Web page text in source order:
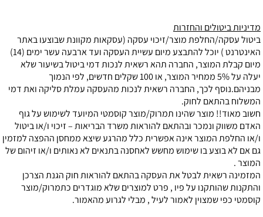
מדיניות ביטולים והחזרות
ביטול עסקה/החלפת מוצר/זיכוי עסקה (עסקאות מקוונת שבוצעו באתר
האינטרנט ) יוכל להתבצע מיום עשיית העסקה ועד ארבעה עשר ימים (14)
מיום קבלת המוצר, החברה תהא רשאית לנכות דמי ביטול בשיעור שלא
יעלה על 5% ממחיר המוצר, או 100 שקלים חדשים, לפי הנמוך
מבניהם.נוסף לכך, החברה רשאית לנכות מהעסקה עמלת סליקה ואת דמי
המשלוח בהתאם לחוק.
חשוב מאוד!! מוצר שהינו תמרוק/מוצר קוסמטי המיועד לשימוש על גוף
האדם משווק ונמכר ובהתאם להוראות משרד הבריאות – זיכוי ו/או ביטול
ו/או החלפת המוצר אינה אפשרית כלל מהרגע שיצא ממחסן ההפצה למזמין
גם אם לא בוצע בו שימוש מחשש לאחסנה בתנאים לא נאותים ו/או זיהום של
המוצר .
המזמינה רשאית לבטל את העסקה בהתאם להוראות חוק הגנת הצרכן
והתקנות שהותקנו על פיו , פרט למוצרים שלא מוגדרים כתמרוק/מוצר
קוסמטי כפי שמצוין לאמור לעיל , מבלי לגרוע מהאמור.